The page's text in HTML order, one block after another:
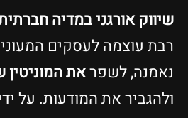
שיווק אורגני במדיה
רבת עוצמה לעסקים
נאמנה, לשפראת
ולהגביר את המודעות. על